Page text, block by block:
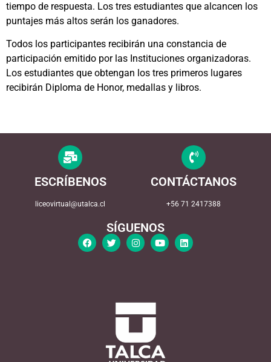
tiempo de respuesta. Los tres estudiantes que alcancen los
puntajes más altos serán los ganadores.
Todos los participantes recibirán una constancia de
participación emitido por las Instituciones organizadoras.
Los estudiantes que obtengan los tres primeros lugares
recibirán Diploma de Honor, medallas y libros.
ESCRÍBENOS
liceovirtual@utalca.cl
CONTÁCTANOS
+56 71 2417388
SÍGUENOS